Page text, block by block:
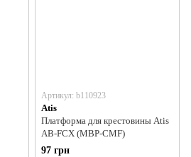
Артикул: b110923
Atis
Платформа для крестовины Atis
AB-FCX (MBP-CMF)
97 грн